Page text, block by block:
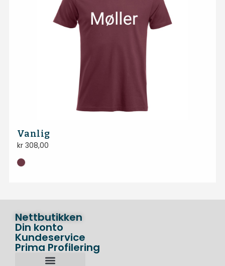
Vanlig
kr308,00
Nettbutikken
Din konto
Kundeservice
Prima Profilering